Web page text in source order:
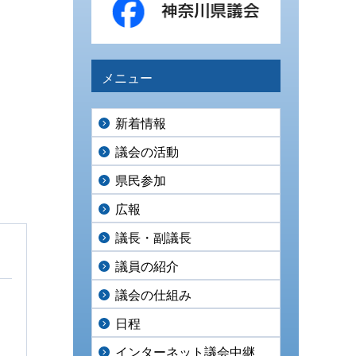
メニュー
新着情報
議会の活動
県民参加
広報
議長・副議長
議員の紹介
議会の仕組み
日程
インターネット議会中継